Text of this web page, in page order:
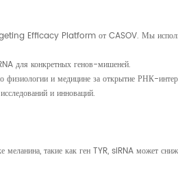
Efficacy Platform от CASOV. Мы
для конкретных генов-мишеней.
и медицине за открытие РНК-
и инноваций.
такие как ген TYR, siRNA может